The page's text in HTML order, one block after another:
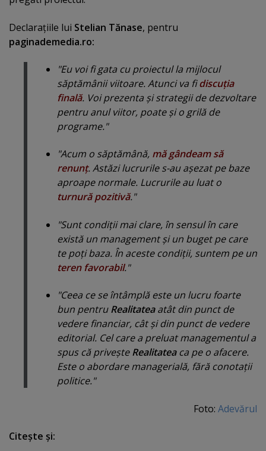
Declaraţiile lui Stelian Tănase, pentru
paginademedia.ro:
"Eu voi fi gata cu proiectul la mijlocul
săptămânii viitoare. Atunci va fidiscuţia
finală. Voi prezenta şi strategii de dezvoltare
pentru anul viitor, poate şi o grilă de
programe."
"Acum o săptămână, mă gândeam să
renunţ. Astăzi lucrurile s-au aşezat pe baze
aproape normale. Lucrurile au luat o
turnură pozitivă."
"Sunt condiţii mai clare, în sensul în care
există un management şi un buget pe care
te poţi baza. În aceste condiţii, suntem pe un
teren favorabil."
"Ceea ce se întâmplă este un lucru foarte
bun pentruRealitateaatât din punct de
vedere financiar, cât şi din punct de vedere
editorial. Cel care a preluat managementul a
spus că priveşteRealitateaca pe o afacere.
Este o abordare managerială, fără conotaţii
politice."
Foto: Adevărul
Citeşte şi: